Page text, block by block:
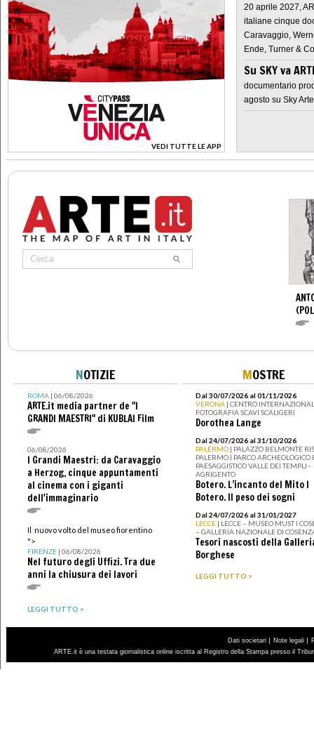
VEDI TUTTE LE APP
>
20 aprile 2027,
italiane cinque
Caravaggio,
Ende, Turner &
Su SKY va
documentario
agosto su Sky Arte
NOTIZIE
ROMA| 06/08/2026
ARTE.it media partner de "I
GRANDI MAESTRI" di KUBLAI Film
06/08/2026
I Grandi Maestri: da Caravaggio
a Herzog, cinque appuntamenti
al cinema con i giganti
dell'immaginario
Il nuovo volto del museo fiorentino
">
FIRENZE| 06/08/2026
Nel futuro degli Uffizi. Tra due
anni la chiusura dei lavori
LEGGI TUTTO >
MOSTRE
Dal 30/07/2026 al 01/11/2026
VERONA | CENTRO
FOTOGRAFIA SCAVI SCALIGERI
Dorothea Lange
Dal 24/07/2026 al 31/10/2026
PALERMO | PALAZZO BELMONTE
PALERMO I PARCO ARCHEOLOGICO
PAESAGGISTICO VALLE DEI TEMPLI -
AGRIGENTO
Botero. L’incanto del Mito I
Botero. Il peso dei sogni
Dal 24/07/2026 al 31/01/2027
LECCE | LECCE – MUSEO MUST I
– GALLERIA NAZIONALE DI
Tesori nascosti della
Borghese
LEGGI TUTTO >
Dati societari | Note legali |
ARTE.it è una testata giornalistica online iscritta al Registro della Stampa presso il